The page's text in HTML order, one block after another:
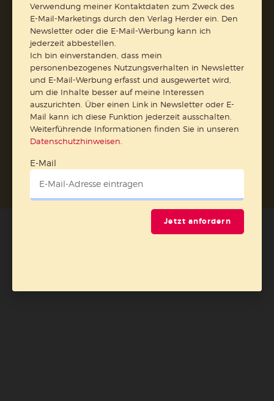
Abo online kündigen
Verwendung meiner Kontaktdaten zum Zweck des
E-Mail-Marketings durch den Verlag Herder ein. Den
Newsletter oder die E-Mail-Werbung kann ich
jederzeit abbestellen.
Ich bin einverstanden, dass mein
personenbezogenes Nutzungsverhalten in Newsletter
und E-Mail-Werbung erfasst und ausgewertet wird,
um die Inhalte besser auf meine Interessen
auszurichten. Über einen Link in Newsletter oder E-
Mail kann ich diese Funktion jederzeit ausschalten.
Weiterführende Informationen finden Sie in unseren
Datenschutzhinweisen
E-Mail
Jetzt anfordern